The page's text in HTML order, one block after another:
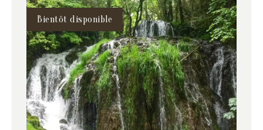
Bientôt disponible